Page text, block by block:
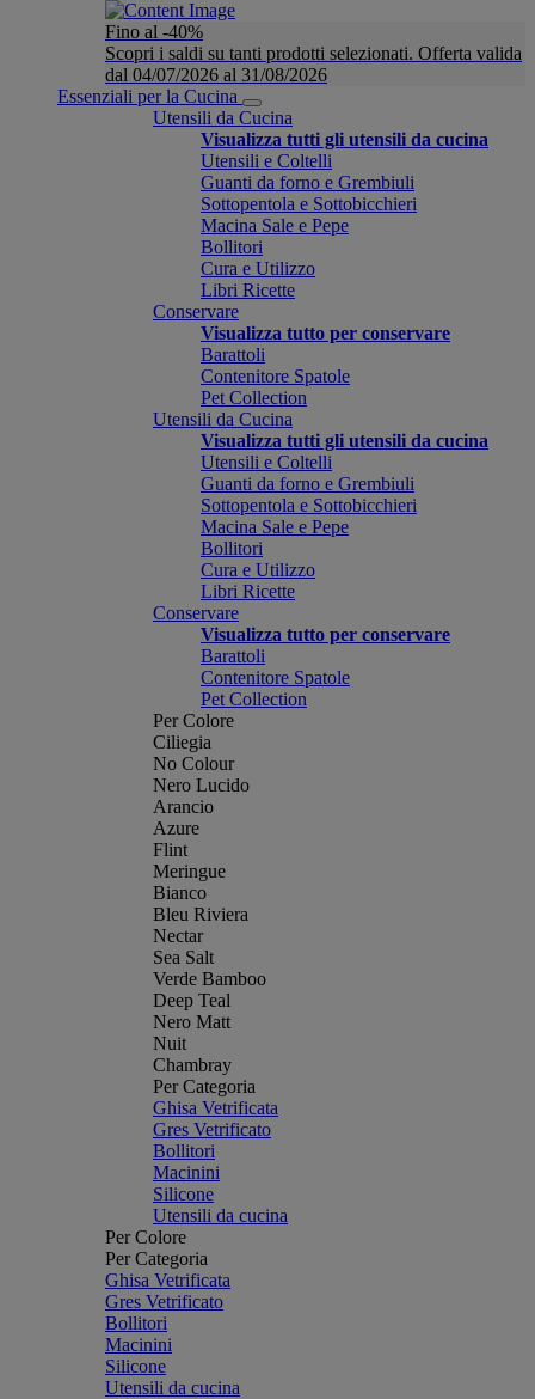
Fino al -40%
Scopri i saldi su tanti prodotti selezionati. Offerta valida
dal 04/07/2026 al 31/08/2026
Essenziali per la Cucina
Utensili da Cucina
Visualizza tutti gli utensili da cucina
Utensili e Coltelli
Guanti da forno e Grembiuli
Sottopentola e Sottobicchieri
Macina Sale e Pepe
Bollitori
Cura e Utilizzo
Libri Ricette
Conservare
Visualizza tutto per conservare
Barattoli
Contenitore Spatole
Pet Collection
Utensili da Cucina
Visualizza tutti gli utensili da cucina
Utensili e Coltelli
Guanti da forno e Grembiuli
Sottopentola e Sottobicchieri
Macina Sale e Pepe
Bollitori
Cura e Utilizzo
Libri Ricette
Conservare
Visualizza tutto per conservare
Barattoli
Contenitore Spatole
Pet Collection
Per Colore
Ciliegia
No Colour
Nero Lucido
Arancio
Azure
Flint
Meringue
Bianco
Bleu Riviera
Nectar
Sea Salt
Verde Bamboo
Deep Teal
Nero Matt
Nuit
Chambray
Per Categoria
Ghisa Vetrificata
Gres Vetrificato
Bollitori
Macinini
Silicone
Utensili da cucina
Per Colore
Per Categoria
Ghisa Vetrificata
Gres Vetrificato
Bollitori
Macinini
Silicone
Utensili da cucina